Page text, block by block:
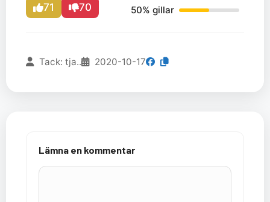
71 70 50% gillar
Tack: tja.. 2020-10-17
Lämna en kommentar
Kommentar